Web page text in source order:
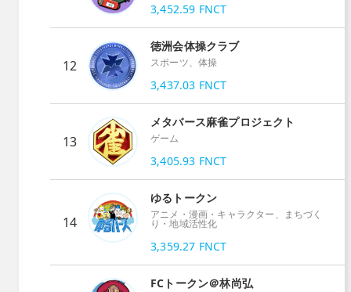
3,452.59 FNCT
12
徳洲会体操クラブ
スポーツ、体操
3,437.03 FNCT
13
メタバース麻雀プロジェクト
ゲーム
3,405.93 FNCT
14
ゆるトークン
アニメ・漫画・キャラクター、まちづく
り・地域活性化
3,359.27 FNCT
FCトークン＠林尚弘